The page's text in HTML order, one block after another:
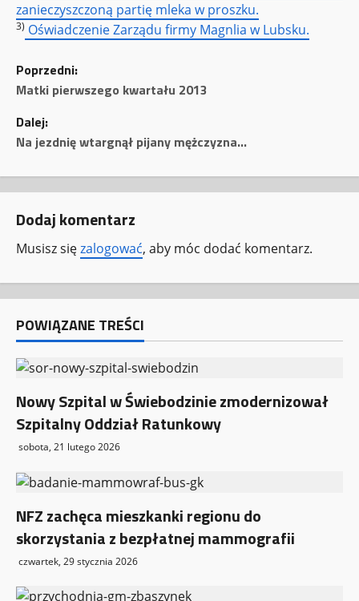
zanieczyszczoną partię mleka w proszku.
3) Oświadczenie Zarządu firmy Magnlia w Lubsku.
Z
o
b
c
z
p
i
s
y
Poprzedni:
Matki pierwszego kwartału 2013
Dalej:
Na jezdnię wtargnął pijany mężczyzna…
Dodaj komentarz
Musisz sięzalogować, aby móc dodać komentarz.
POWIĄZANE TREŚCI
Nowy Szpital w Świebodzinie zmodernizował
Szpitalny Oddział Ratunkowy
sobota, 21 lutego 2026
NFZ zachęca mieszkanki regionu do
skorzystania z bezpłatnej mammografii
czwartek, 29 stycznia 2026